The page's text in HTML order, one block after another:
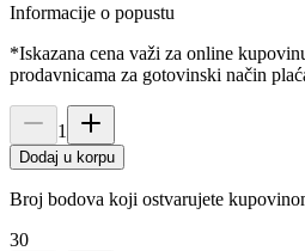
Informacije o popustu
*Iskazana cena važi za online
prodavnicama za gotovinski način
1
Dodaj u korpu
Broj bodova koji ostvarujete
30